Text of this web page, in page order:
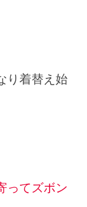
り着替え始
ってズボン